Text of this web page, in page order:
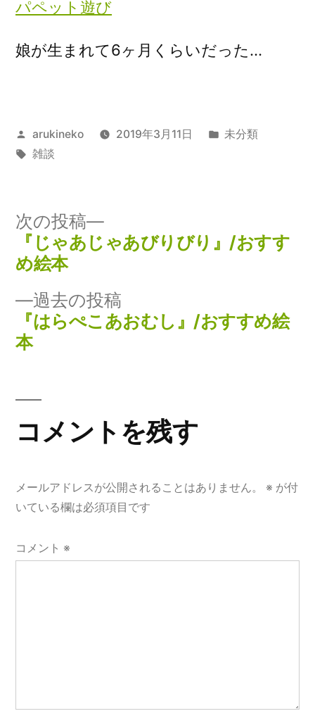
パペット遊び
娘が生まれて6ヶ月くらいだった…
投
稿
arukineko 2019年3月11日
カ
未分類
タ
雑談
投
ビ
シ
ン
過去の投稿
去
『はらぺこあおむし』/おすすめ絵
本
次の投稿
次
の
『じゃあじゃあびりびり』/おすす
め絵本
コメントを残す
メールアドレスが公開されることはありません。 ※ が付
いている欄は必須項目です
コメント ※